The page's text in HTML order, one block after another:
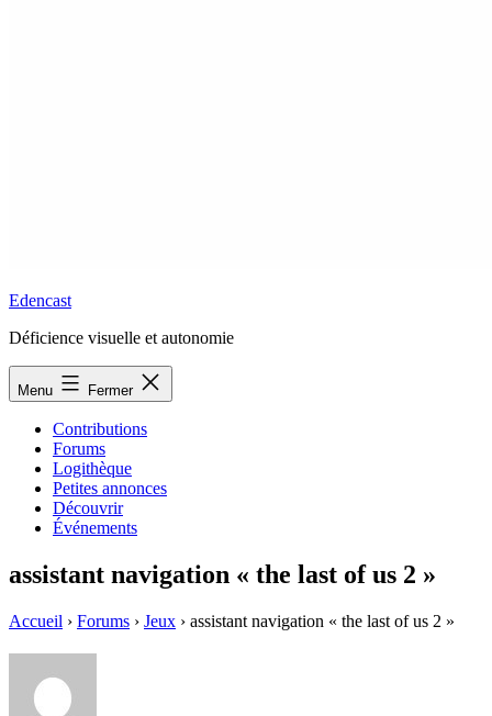
Edencast
Déficience visuelle et autonomie
Menu Fermer
Contributions
Forums
Logithèque
Petites annonces
Découvrir
Événements
assistant navigation « the last of us 2 »
Accueil › Forums › Jeux › assistant navigation « the last of us 2 »